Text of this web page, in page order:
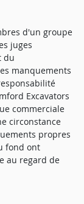
d'un groupe
juges
du
manquements
Excavators
commerciale
circonstance
propres
fond ont
au regard de